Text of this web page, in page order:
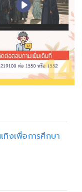
งเพื่อการศึกษา